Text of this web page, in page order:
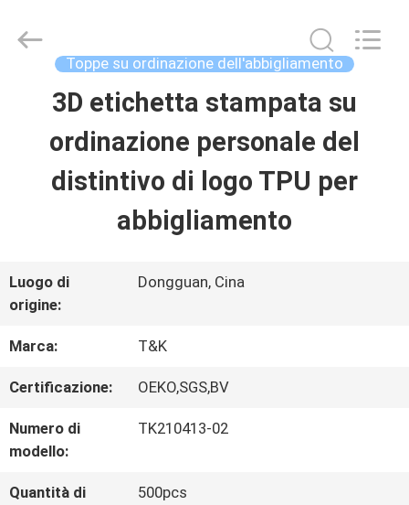
CASA
PRODOTTI
SIAMO
FATORY
TOUR
CONTROLLO
DI
Garment
Toppe su ordinazione dell'abbigliamento
3D etichetta stampata su
ordinazione personale del
distintivo di logo TPU per
abbigliamento
Luogo di
origine:
Dongguan, Cina
Marca: T&K
Certificazione: OEKO,SGS,BV
Numero di
modello:
TK210413-02
Quantità di
500pcs